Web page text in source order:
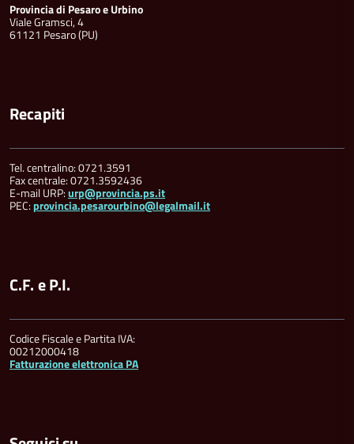
Provincia di Pesaro e Urbino
Viale Gramsci, 4
61121 Pesaro (PU)
Recapiti
Tel. centralino: 0721.3591
Fax centrale: 0721.3592436
E-mail URP:urp@provincia.ps.it
PEC:provincia.pesarourbino@legalmail.it
C.F. e P.I.
Codice Fiscale e Partita IVA:
00212000418
Fatturazione elettronica PA